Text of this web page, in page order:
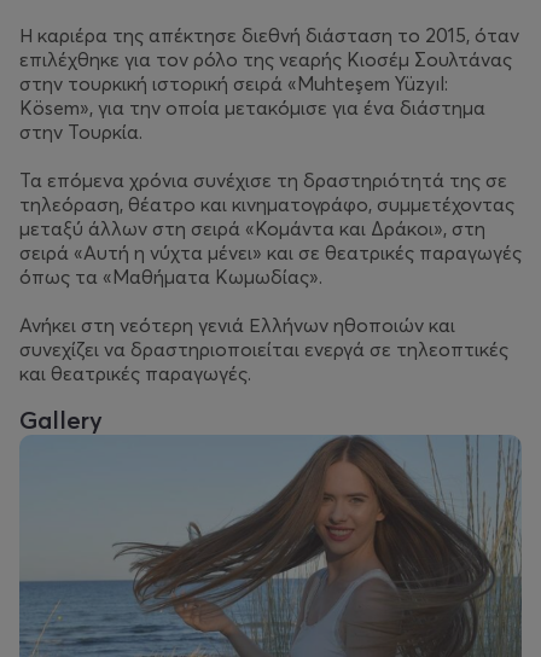
Η καριέρα της απέκτησε διεθνή διάσταση το 2015, όταν
επιλέχθηκε για τον ρόλο της νεαρής Κιοσέμ Σουλτάνας
στην τουρκική ιστορική σειρά «Muhteşem Yüzyıl:
Kösem», για την οποία μετακόμισε για ένα διάστημα
στην Τουρκία.
Τα επόμενα χρόνια συνέχισε τη δραστηριότητά της σε
τηλεόραση, θέατρο και κινηματογράφο, συμμετέχοντας
μεταξύ άλλων στη σειρά «Κομάντα και Δράκοι», στη
σειρά «Αυτή η νύχτα μένει» και σε θεατρικές παραγωγές
όπως τα «Μαθήματα Κωμωδίας».
Ανήκει στη νεότερη γενιά Ελλήνων ηθοποιών και
συνεχίζει να δραστηριοποιείται ενεργά σε τηλεοπτικές
και θεατρικές παραγωγές.
Gallery